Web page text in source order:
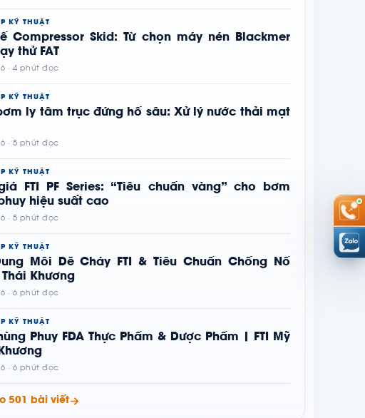
KỸ THUẬT
Compressor Skid: Từ chọn máy nén Blackmer
thử FAT
· 4 phút đọc
KỸ THUẬT
ly tâm trục đứng hố sâu: Xử lý nước thải mạt
· 5 phút đọc
KỸ THUẬT
FTI PF Series: “Tiêu chuẩn vàng” cho bơm
hiệu suất cao
· 5 phút đọc
KỸ THUẬT
Môi Dễ Cháy FTI & Tiêu Chuẩn Chống Nổ
Thái Khương
· 6 phút đọc
KỸ THUẬT
Phuy FDA Thực Phẩm & Dược Phẩm | FTI Mỹ
· 6 phút đọc
501 bài viết